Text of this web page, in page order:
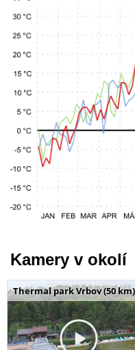
Kamery v okolí
Thermal park Vrbov (50 km)